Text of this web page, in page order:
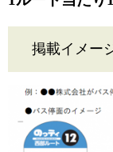
掲載イメー